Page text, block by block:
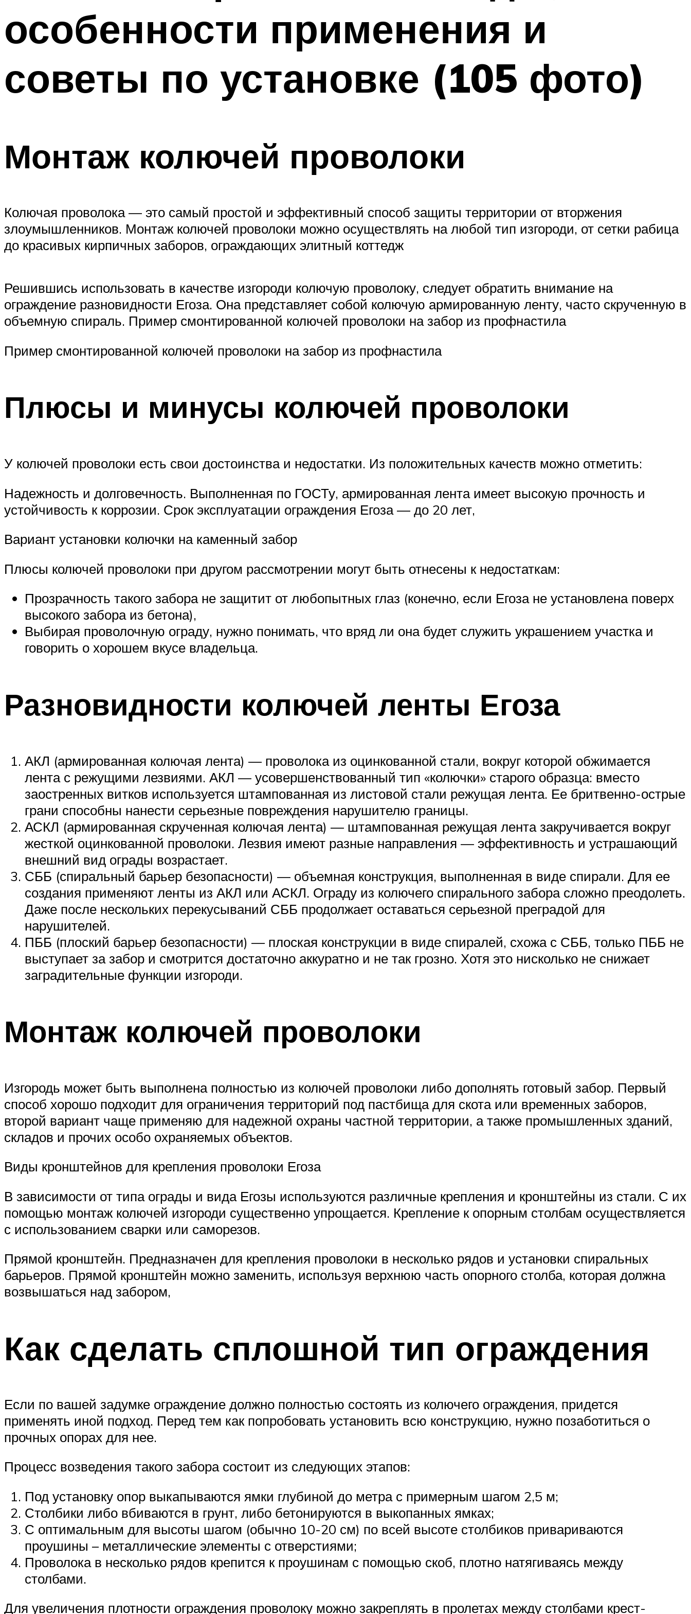
особенности применения и
советы по установке (105 фото)
Монтаж колючей проволоки
Колючая проволока — это самый простой и эффективный способ защиты территории от вторжения
злоумышленников. Монтаж колючей проволоки можно осуществлять на любой тип изгороди, от сетки рабица
до красивых кирпичных заборов, ограждающих элитный коттедж
Решившись использовать в качестве изгороди колючую проволоку, следует обратить внимание на
ограждение разновидности Егоза. Она представляет собой колючую армированную ленту, часто скрученную в
объемную спираль. Пример смонтированной колючей проволоки на забор из профнастила
Пример смонтированной колючей проволоки на забор из профнастила
Плюсы и минусы колючей проволоки
У колючей проволоки есть свои достоинства и недостатки. Из положительных качеств можно отметить:
Надежность и долговечность. Выполненная по ГОСТу, армированная лента имеет высокую прочность и
устойчивость к коррозии. Срок эксплуатации ограждения Егоза — до 20 лет,
Вариант установки колючки на каменный забор
Плюсы колючей проволоки при другом рассмотрении могут быть отнесены к недостаткам:
Прозрачность такого забора не защитит от любопытных глаз (конечно, если Егоза не установлена поверх
высокого забора из бетона),
Выбирая проволочную ограду, нужно понимать, что вряд ли она будет служить украшением участка и
говорить о хорошем вкусе владельца.
Разновидности колючей ленты Егоза
АКЛ (армированная колючая лента) — проволока из оцинкованной стали, вокруг которой обжимается
лента с режущими лезвиями. АКЛ — усовершенствованный тип «колючки» старого образца: вместо
заостренных витков используется штампованная из листовой стали режущая лента. Ее бритвенно-острые
грани способны нанести серьезные повреждения нарушителю границы.
АСКЛ (армированная скрученная колючая лента) — штампованная режущая лента закручивается вокруг
жесткой оцинкованной проволоки. Лезвия имеют разные направления — эффективность и устрашающий
внешний вид ограды возрастает.
СББ (спиральный барьер безопасности) — объемная конструкция, выполненная в виде спирали. Для ее
создания применяют ленты из АКЛ или АСКЛ. Ограду из колючего спирального забора сложно преодолеть.
Даже после нескольких перекусываний СББ продолжает оставаться серьезной преградой для
нарушителей.
ПББ (плоский барьер безопасности) — плоская конструкции в виде спиралей, схожа с СББ, только ПББ не
выступает за забор и смотрится достаточно аккуратно и не так грозно. Хотя это нисколько не снижает
заградительные функции изгороди.
Монтаж колючей проволоки
Изгородь может быть выполнена полностью из колючей проволоки либо дополнять готовый забор. Первый
способ хорошо подходит для ограничения территорий под пастбища для скота или временных заборов,
второй вариант чаще применяю для надежной охраны частной территории, а также промышленных зданий,
складов и прочих особо охраняемых объектов.
Виды кронштейнов для крепления проволоки Егоза
В зависимости от типа ограды и вида Егозы используются различные крепления и кронштейны из стали. С их
помощью монтаж колючей изгороди существенно упрощается. Крепление к опорным столбам осуществляется
с использованием сварки или саморезов.
Прямой кронштейн. Предназначен для крепления проволоки в несколько рядов и установки спиральных
барьеров. Прямой кронштейн можно заменить, используя верхнюю часть опорного столба, которая должна
возвышаться над забором,
Как сделать сплошной тип ограждения
Если по вашей задумке ограждение должно полностью состоять из колючего ограждения, придется
применять иной подход. Перед тем как попробовать установить всю конструкцию, нужно позаботиться о
прочных опорах для нее.
Процесс возведения такого забора состоит из следующих этапов:
Под установку опор выкапываются ямки глубиной до метра с примерным шагом 2,5 м;
Столбики либо вбиваются в грунт, либо бетонируются в выкопанных ямках;
С оптимальным для высоты шагом (обычно 10-20 см) по всей высоте столбиков привариваются
проушины – металлические элементы с отверстиями;
Проволока в несколько рядов крепится к проушинам с помощью скоб, плотно натягиваясь между
столбами.
Для увеличения плотности ограждения проволоку можно закреплять в пролетах между столбами крест-